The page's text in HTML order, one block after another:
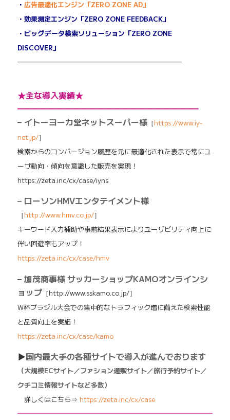
・ 広告最適化エンジン「ZERO ZONE AD」
・効果測定エンジン「ZERO ZONE FEEDBACK」
・ビッグデータ検索ソリューション「ZERO ZONE
DISCOVER」
————————————————————
★主な導入実績★
━━━━━━━━━━━━━━━━━━━━━━
– イトーヨーカ堂ネットスーパー様［https://www.iy-
net.jp/］
検索からのコンバージョン履歴を元に最適化された表示で常にユ
ーザ動向・傾向を意識した販売を実現！
https://zeta.inc/cx/case/iyns
– ローソンHMVエンタテイメント様
［http://www.hmv.co.jp/］
キーワード入力補助や事前結果表示によりユーザビリティ向上に
伴い回遊率もアップ！
https://zeta.inc/cx/case/hmv
– 加茂商事様 サッカーショップKAMOオンラインシ
ョップ［http://www.sskamo.co.jp/］
W杯ブラジル大会での集中的なトラフィック増に備えた検索性能
と品質向上を実施！
https://zeta.inc/cx/case/kamo
▶国内最大手の各種サイトで導入が進んでおります
（大規模ECサイト／ファション通販サイト／旅行予約サイト／
クチコミ情報サイトなど多数）
詳しくはこちら⇒ https://zeta.inc/cx/case